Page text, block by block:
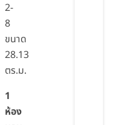
2-
8
ขนาด
28.13
ตร.ม.
1
ห้อง